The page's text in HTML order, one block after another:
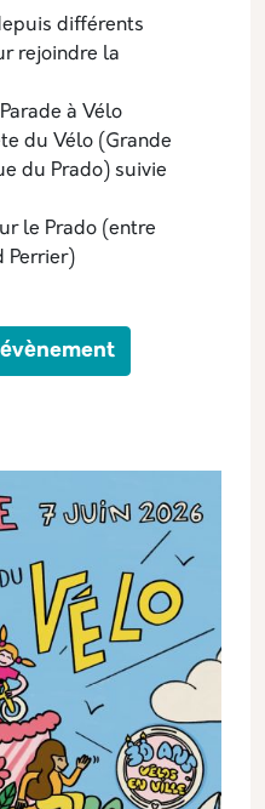
différents
rejoindre la
à Vélo
du Vélo (Grande
du Prado) suivie
le Prado (entre
Perrier)